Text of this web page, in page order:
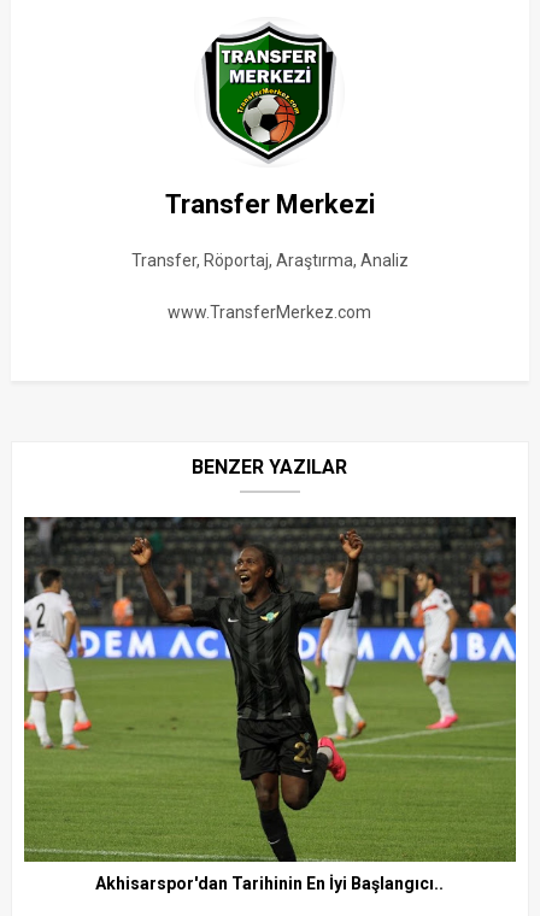
Transfer Merkezi
Transfer, Röportaj, Araştırma, Analiz
www.TransferMerkez.com
BENZER YAZILAR
Akhisarspor'dan Tarihinin En İyi Başlangıcı..